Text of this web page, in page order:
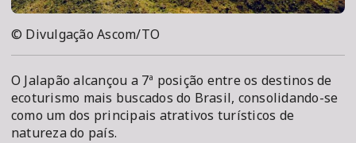
© Divulgação Ascom/TO
O Jalapão alcançou a 7ª posição entre os destinos de
ecoturismo mais buscados do Brasil, consolidando-se
como um dos principais atrativos turísticos de
natureza do país.